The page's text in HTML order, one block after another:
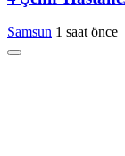
Samsun 1 saat önce